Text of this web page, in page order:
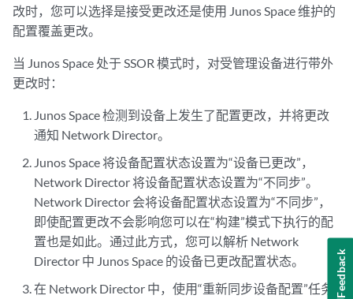
改时，您可以选择是接受更改还是使用 Junos Space 维护的
配置覆盖更改。
当 Junos Space 处于 SSOR 模式时，对受管理设备进行带外
更改时：
Junos Space 检测到设备上发生了配置更改，并将更改
通知 Network Director。
Junos Space 将设备配置状态设置为“设备已更改”，
Network Director 将设备配置状态设置为“不同步”。
Network Director 会将设备配置状态设置为“不同步”，
即使配置更改不会影响您可以在“构建”模式下执行的配
置也是如此。通过此方式，您可以解析 Network
Director 中 Junos Space 的设备已更改配置状态。
在 Network Director 中，使用“重新同步设备配置”任务
Feedback